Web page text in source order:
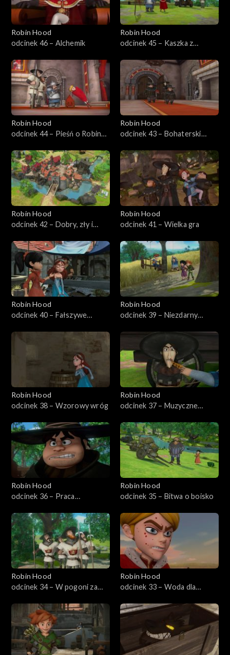
Robin Hood
odcinek 46 – Alchemik
Robin Hood
odcinek 45 – Kaszka z
Robin Hood
odcinek 44 – Pieśń o Robin
Robin Hood
odcinek 43 – Bohaterski
Robin Hood
odcinek 42 – Dobry, zły i
Robin Hood
odcinek 41 – Wielka gra
Robin Hood
odcinek 40 – Fałszywe
Robin Hood
odcinek 39 – Niezdarny
Robin Hood
odcinek 38 – Wzorowy wróg
Robin Hood
odcinek 37 – Muzyczne
Robin Hood
odcinek 36 – Praca
Robin Hood
odcinek 35 – Bitwa o boisko
Robin Hood
odcinek 34 – W pogoni za
Robin Hood
odcinek 33 – Woda dla